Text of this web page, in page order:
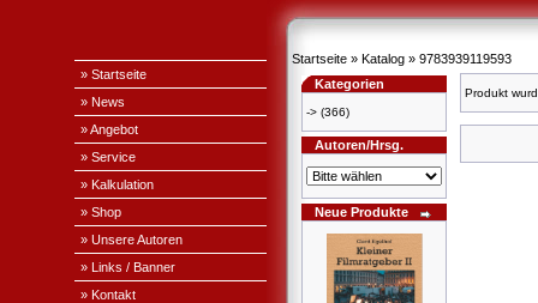
» Startseite
» News
» Angebot
» Service
» Kalkulation
» Shop
» Unsere Autoren
» Links / Banner
» Kontakt
Startseite » Katalog » 9783939119593
Kategorien
-> (366)
Autoren/Hrsg.
Neue Produkte
Produkt